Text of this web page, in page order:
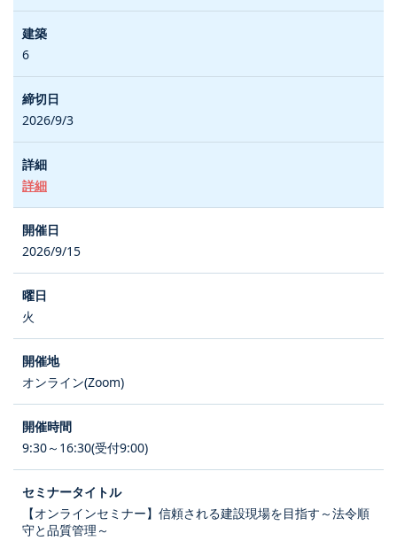
6
2026/9/3
詳細
2026/9/15
火
オンライン(Zoom)
9:30～16:30(受付9:00)
【オンラインセミナー】信頼される建設現場を目指す～法令順
守と品質管理～